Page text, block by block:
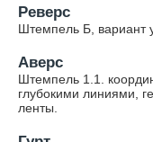
Реверс
Штемпель Б, вариант
Аверс
Штемпель 1.1.
глубокими линиями,
ленты.